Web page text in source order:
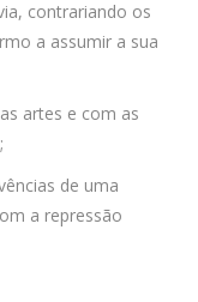
contrariando os
a assumir a sua
artes e com as
de uma
a repressão